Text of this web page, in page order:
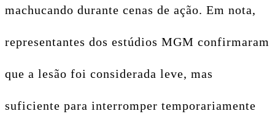
machucando durante cenas de ação. Em nota,
representantes dos estúdios MGM confirmaram
que a lesão foi considerada leve, mas
suficiente para interromper temporariamente